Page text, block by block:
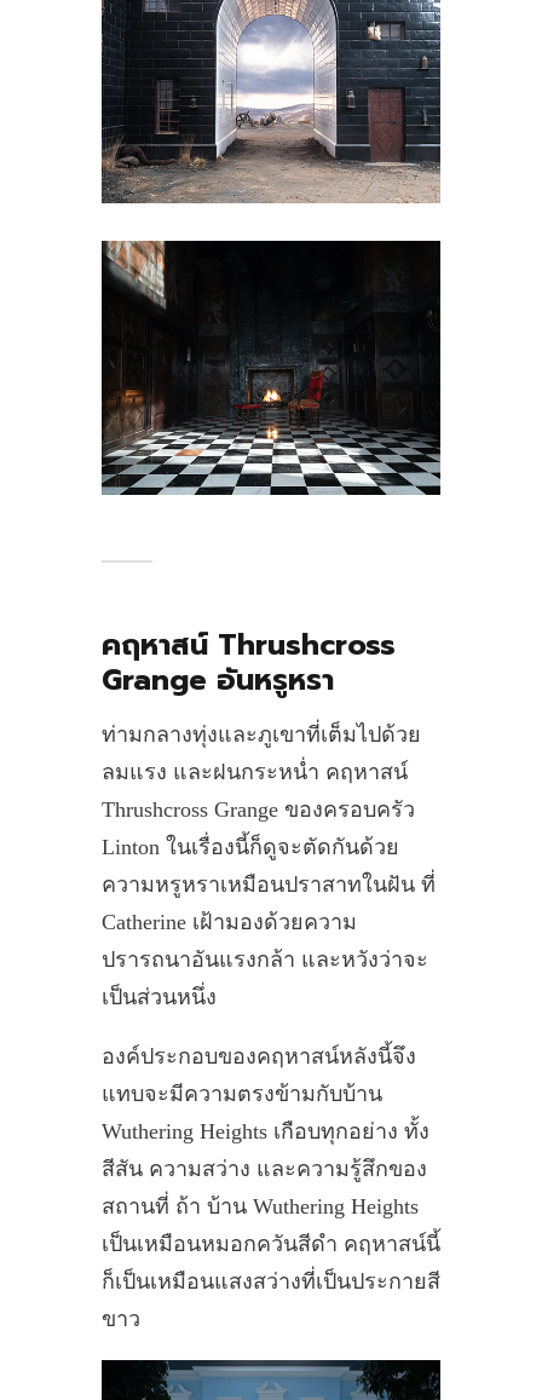
คฤหาสน์ Thrushcross
Grange อันหรูหรา
ท่ามกลางทุ่งและภูเขาที่เต็มไปด้วย
ลมแรง และฝนกระหน่ำ คฤหาสน์
Thrushcross Grange ของครอบครัว
Linton ในเรื่องนี้ก็ดูจะตัดกันด้วย
ความหรูหราเหมือนปราสาทในฝัน ที่
Catherine เฝ้ามองด้วยความ
ปรารถนาอันแรงกล้า และหวังว่าจะ
เป็นส่วนหนึ่ง
องค์ประกอบของคฤหาสน์หลังนี้จึง
แทบจะมีความตรงข้ามกับบ้าน
Wuthering Heights เกือบทุกอย่าง ทั้ง
สีสัน ความสว่าง และความรู้สึกของ
สถานที่ ถ้า บ้าน Wuthering Heights
เป็นเหมือนหมอกควันสีดำ คฤหาสน์นี้
ก็เป็นเหมือนแสงสว่างที่เป็นประกายสี
ขาว